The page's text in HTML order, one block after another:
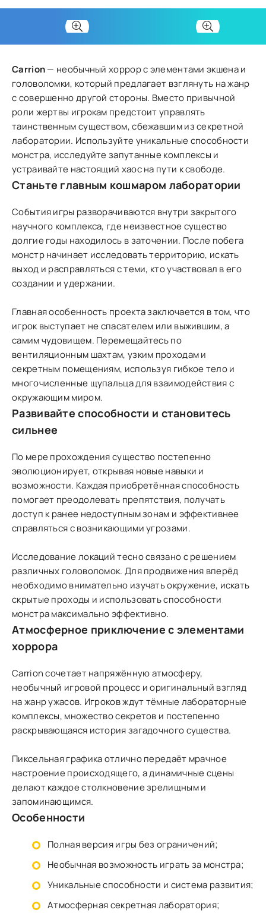
Carrion— необычный хоррор с элементами экшена и
головоломки, который предлагает взглянуть на жанр
с совершенно другой стороны. Вместо привычной
роли жертвы игрокам предстоит управлять
таинственным существом, сбежавшим из секретной
лаборатории. Используйте уникальные способности
монстра, исследуйте запутанные комплексы и
устраивайте настоящий хаос на пути к свободе.
Станьте главным кошмаром лаборатории
События игры разворачиваются внутри закрытого
научного комплекса, где неизвестное существо
долгие годы находилось в заточении. После побега
монстр начинает исследовать территорию, искать
выход и расправляться с теми, кто участвовал в его
создании и удержании.
Главная особенность проекта заключается в том, что
игрок выступает не спасателем или выжившим, а
самим чудовищем. Перемещайтесь по
вентиляционным шахтам, узким проходам и
секретным помещениям, используя гибкое тело и
многочисленные щупальца для взаимодействия с
окружающим миром.
Развивайте способности и становитесь
сильнее
По мере прохождения существо постепенно
эволюционирует, открывая новые навыки и
возможности. Каждая приобретённая способность
помогает преодолевать препятствия, получать
доступ к ранее недоступным зонам и эффективнее
справляться с возникающими угрозами.
Исследование локаций тесно связано с решением
различных головоломок. Для продвижения вперёд
необходимо внимательно изучать окружение, искать
скрытые проходы и использовать способности
монстра максимально эффективно.
Атмосферное приключение с элементами
хоррора
Carrion сочетает напряжённую атмосферу,
необычный игровой процесс и оригинальный взгляд
на жанр ужасов. Игроков ждут тёмные лабораторные
комплексы, множество секретов и постепенно
раскрывающаяся история загадочного существа.
Пиксельная графика отлично передаёт мрачное
настроение происходящего, а динамичные сцены
делают каждое столкновение зрелищным и
запоминающимся.
Особенности
Полная версия игры без ограничений;
Необычная возможность играть за монстра;
Уникальные способности и система развития;
Атмосферная секретная лаборатория;